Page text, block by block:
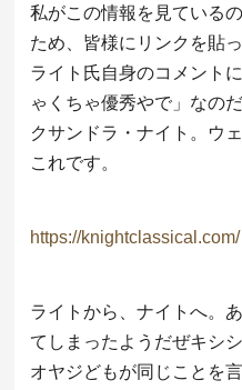
私がこの情報を見ている
ため、皆様にリンクを貼
ライト氏自身のコメント
ゃくちゃ優秀やで」なの
クサンドラ・ナイト。ウ
これです。
https://knightclassical.com/
ライトから、ナイトへ。
てしまったようだぜキシ
オヤジどもが同じことを